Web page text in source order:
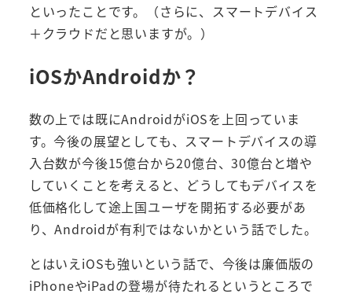
といったことです。（さらに、スマートデバイス
＋クラウドだと思いますが。）
iOSかAndroidか？
数の上では既にAndroidがiOSを上回っていま
す。今後の展望としても、スマートデバイスの導
入台数が今後15億台から20億台、30億台と増や
していくことを考えると、どうしてもデバイスを
低価格化して途上国ユーザを開拓する必要があ
り、Androidが有利ではないかという話でした。
とはいえiOSも強いという話で、今後は廉価版の
iPhoneやiPadの登場が待たれるというところで